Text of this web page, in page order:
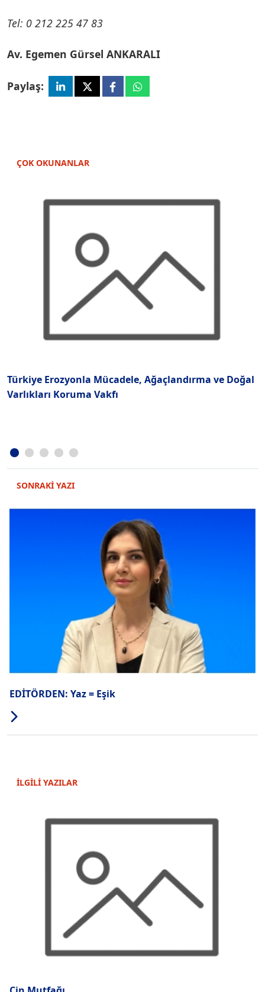
Tel: 0 212 225 47 83
Av. Egemen Gürsel ANKARALI
Paylaş:
ÇOK OKUNANLAR
Türkiye Erozyonla Mücadele, Ağaçlandırma ve Doğal
Varlıkları Koruma Vakfı
SONRAKİ YAZI
EDİTÖRDEN: Yaz = Eşik
İLGİLİ YAZILAR